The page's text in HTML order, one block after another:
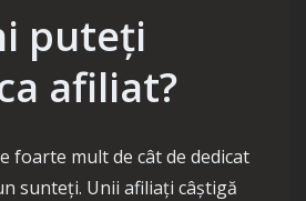
puteți
afiliat?
foarte mult de cât de dedicat
sunteți. Unii afiliați câștigă